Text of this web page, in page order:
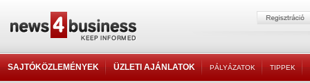
SAJTÓKÖZLEMÉNYEK ÜZLETI AJÁNLATOK PÁLYÁZATOK TIPPEK